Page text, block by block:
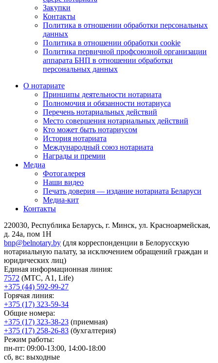
Закупки
Контакты
Политика в отношении обработки персональных
данных
Политика в отношении обработки cookie
Политика первичной профсоюзной организации
аппарата БНП в отношении обработки
персональных данных
О нотариате
Принципы деятельности нотариата
Полномочия и обязанности нотариуса
Перечень нотариальных действий
Место совершения нотариальных действий
Кто может быть нотариусом
История нотариата
Международный союз нотариата
Награды и премии
Медиа
Фотогалерея
Наши видео
Печать доверия — издание нотариата Беларуси
Медиа-кит
Контакты
220030, Республика Беларусь, г. Минск, ул. Красноармейская,
д. 24а, пом 1Н
bnp@belnotary.by (для корреспонденции в Белорусскую
нотариальную палату, за исключением обращений граждан и
юридических лиц)
Единая информационная линия:
7572 (МТС, A1, Life)
+375 (44) 592-99-27
Горячая линия:
+375 (17) 323-59-34
Общие номера:
+375 (17) 323-38-23 (приемная)
+375 (17) 258-26-83 (бухгалтерия)
Режим работы:
пн-пт: 09:00-13:00, 14:00-18:00
сб, вс: выходные